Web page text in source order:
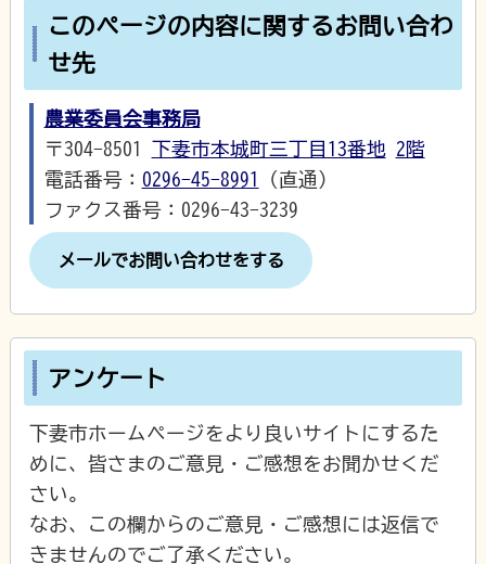
このページの内容に関するお問い合わ
せ先
農業委員会事務局
〒304-8501 下妻市本城町三丁目13番地
2階
電話番号： 0296-45-8991
（直通）
ファクス番号：0296-43-3239
メールでお問い合わせをする
アンケート
下妻市ホームページをより良いサイトにするた
めに、皆さまのご意見・ご感想をお聞かせくだ
さい。
なお、この欄からのご意見・ご感想には返信で
きませんのでご了承ください。